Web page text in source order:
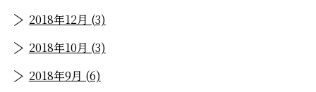
2018年12月 (3)
2018年10月 (3)
2018年9月 (6)